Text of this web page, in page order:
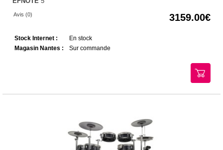
Avis (0) 3159.00
Stock Internet :
En stock
Magasin Nantes :
Sur commande